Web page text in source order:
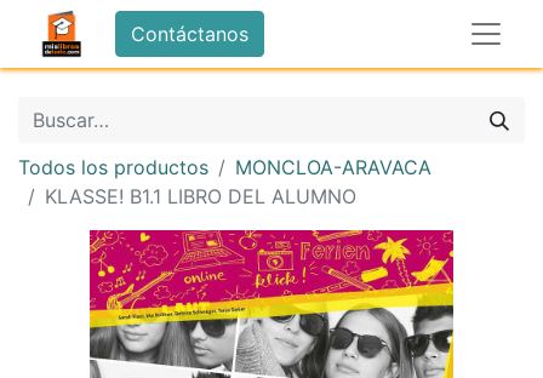
Contáctanos
Todos los productos
MONCLOA-ARAVACA
KLASSE! B1.1 LIBRO DEL ALUMNO